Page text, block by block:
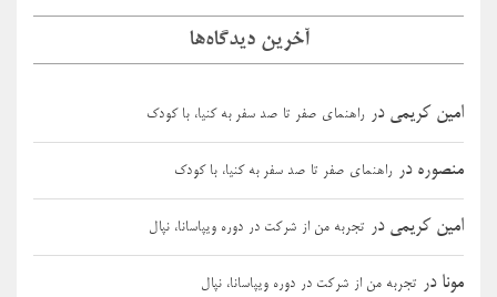
آخرین دیدگاه‌ها
امین کریمی در راهنمای صفر تا صد سفر به کنیا، با کودک
منصوره در راهنمای صفر تا صد سفر به کنیا، با کودک
امین کریمی در تجربه من از شرکت در دوره ویپاسانا، نپال
مونا در تجربه من از شرکت در دوره ویپاسانا، نپال